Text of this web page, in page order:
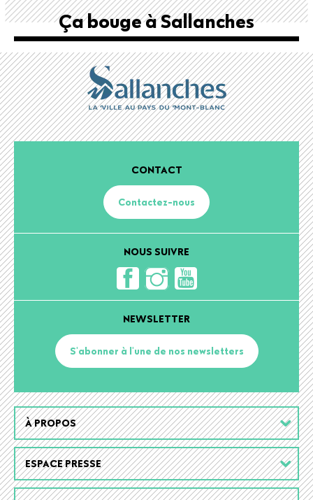
Ça bouge à Sallanches
CONTACT
Contactez-nous
NOUS SUIVRE
NEWSLETTER
S'abonner à l'une de nos newsletters
Footer
menu
À PROPOS
ESPACE PRESSE